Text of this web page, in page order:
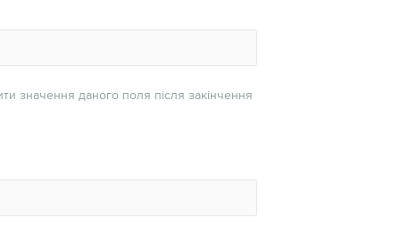
значення даного поля після закінчення